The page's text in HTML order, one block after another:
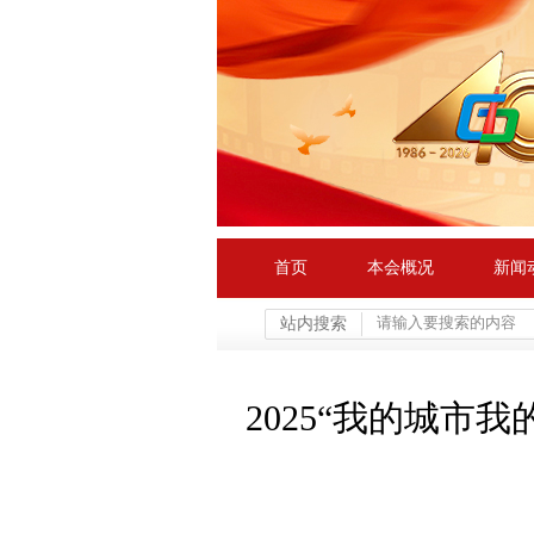
首页 本会概况 新闻
站内搜索
2025“我的城市我